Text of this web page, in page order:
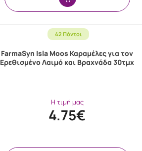
42 Πόντοι
FarmaSyn Isla Moos Καραμέλες για τον
Ερεθισμένο Λαιμό και Βραχνάδα 30τμχ
Η τιμή μας
4.75€